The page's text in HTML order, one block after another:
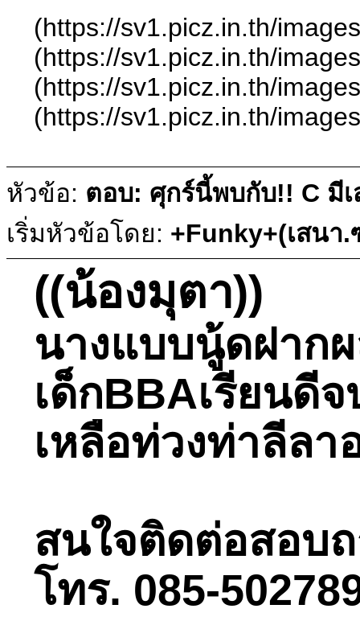
(https://sv1.picz.in.th/
(https://sv1.picz.in.th/
(https://sv1.picz.in.th/
(https://sv1.picz.in.th/
หัวข้อ: ตอบ: ศุกร์นี้พบกับ!! C มี
เริ่มหัวข้อโดย: +Funky+(เสนา
((น้องมุตา))
นางแบบนู้ดฝาก
เด็กBBAเรียนดี
เหลือท่วงท่าลีล
สนใจติดต่อสอบ
โทร. 085-